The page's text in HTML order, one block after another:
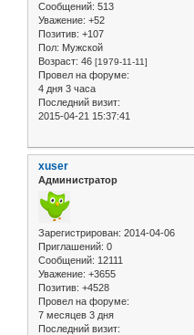
Сообщений: 513
Уважение: +52
Позитив: +107
Пол: Мужской
Возраст: 46 [1979-11-11]
Провел на форуме:
4 дня 3 часа
Последний визит:
2015-04-21 15:37:41
xuser
Администратор
Зарегистрирован: 2014-04-06
Приглашений: 0
Сообщений: 12111
Уважение: +3655
Позитив: +4528
Провел на форуме:
7 месяцев 3 дня
Последний визит: